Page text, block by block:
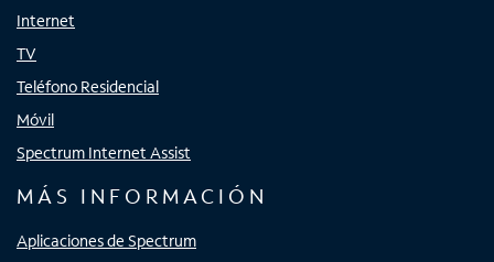
Internet
TV
Teléfono Residencial
Móvil
Spectrum Internet Assist
MÁS INFORMACIÓN
Aplicaciones de Spectrum